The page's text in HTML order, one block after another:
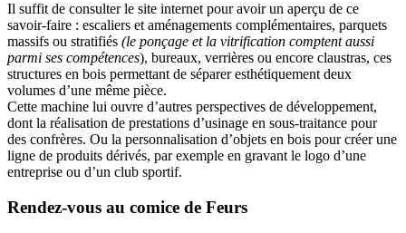
Il suffit de consulter le site internet pour avoir un aperçu de ce
savoir-faire : escaliers et aménagements complémentaires, parquets
massifs ou stratifiés (le ponçage et la vitrification comptent aussi
parmi ses compétences), bureaux, verrières ou encore claustras, ces
structures en bois permettant de séparer esthétiquement deux
volumes d’une même pièce.
Cette machine lui ouvre d’autres perspectives de développement,
dont la réalisation de prestations d’usinage en sous-traitance pour
des confrères. Ou la personnalisation d’objets en bois pour créer une
ligne de produits dérivés, par exemple en gravant le logo d’une
entreprise ou d’un club sportif.
Rendez-vous au comice de Feurs